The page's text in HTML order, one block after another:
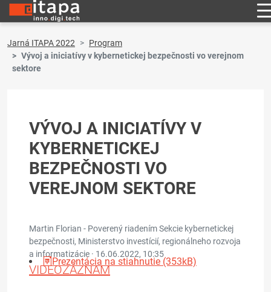
Jarná ITAPA 2022
Program
Vývoj a iniciatívy v kybernetickej bezpečnosti vo verejnom
sektore
VÝVOJ A INICIATÍVY V
KYBERNETICKEJ
BEZPEČNOSTI VO
VEREJNOM SEKTORE
Martin Florian - Poverený riadením Sekcie kybernetickej
bezpečnosti, Ministerstvo investícií, regionálneho rozvoja
a informatizácie · 16.06.2022, 10:35
VIDEOZÁZNAM
Prezentácia na stiahnutie (353kB)